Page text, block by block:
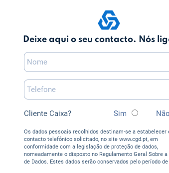
Deixe aqui o seu contacto. Nós
Cliente Caixa? Não
Sim
Os dados pessoais recolhidos destinam-se a estabelecer
contacto telefónico solicitado, no site www.cgd.pt, em
conformidade com a legislação de proteção de dados,
nomeadamente o disposto no Regulamento Geral Sobre
de Dados. Estes dados serão conservados pelo período